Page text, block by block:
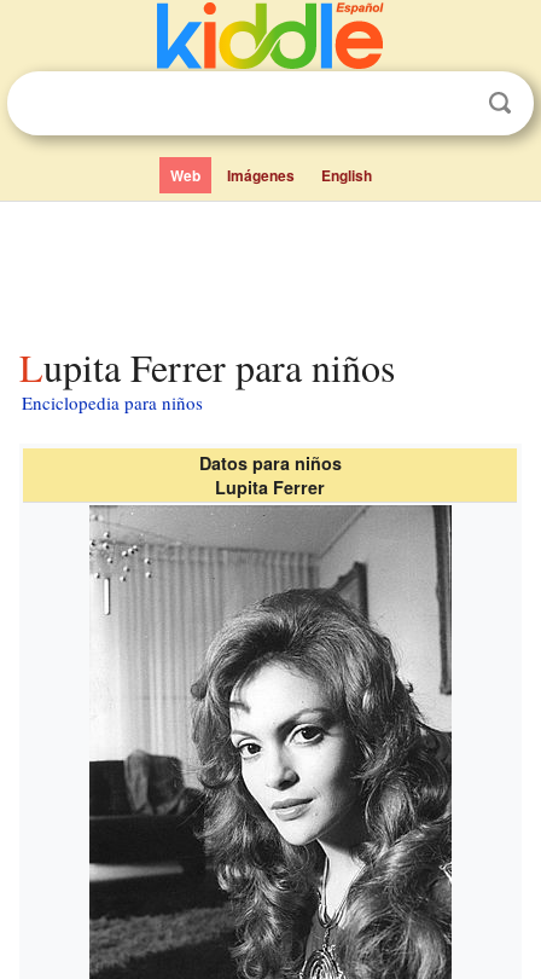
Web Imágenes English
Lupita Ferrer para niños
Enciclopedia para niños
Datos para niños
Lupita Ferrer